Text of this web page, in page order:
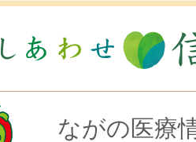
ながの医療